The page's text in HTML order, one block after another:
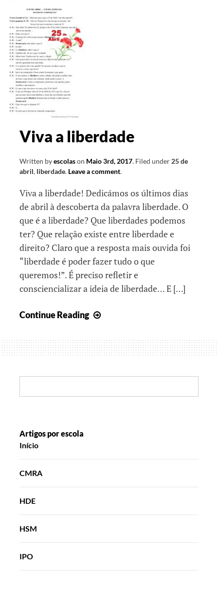
Viva a liberdade
Written byescolason Maio 3rd, 2017. Filed under 25 de
abril, liberdade. Leave a comment.
Viva a liberdade! Dedicámos os últimos dias
de abril à descoberta da palavra liberdade. O
que é a liberdade? Que liberdades podemos
ter? Que relação existe entre liberdade e
direito? Claro que a resposta mais ouvida foi
“liberdade é poder fazer tudo o que
queremos!”. É preciso refletir e
consciencializar a ideia de liberdade… E […]
Continue Reading
liberdade
Artigos por escola
Início
CMRA
HDE
HSM
IPO